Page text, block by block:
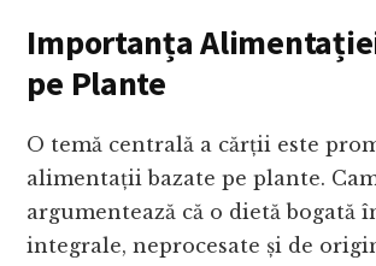
Importanța
pe Plante
O temă centrală a cărții este
alimentații bazate pe plante.
argumentează că o dietă bogată
integrale, neprocesate și de